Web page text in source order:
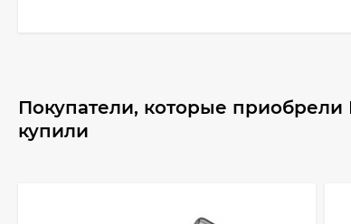
Покупатели, которые
купили